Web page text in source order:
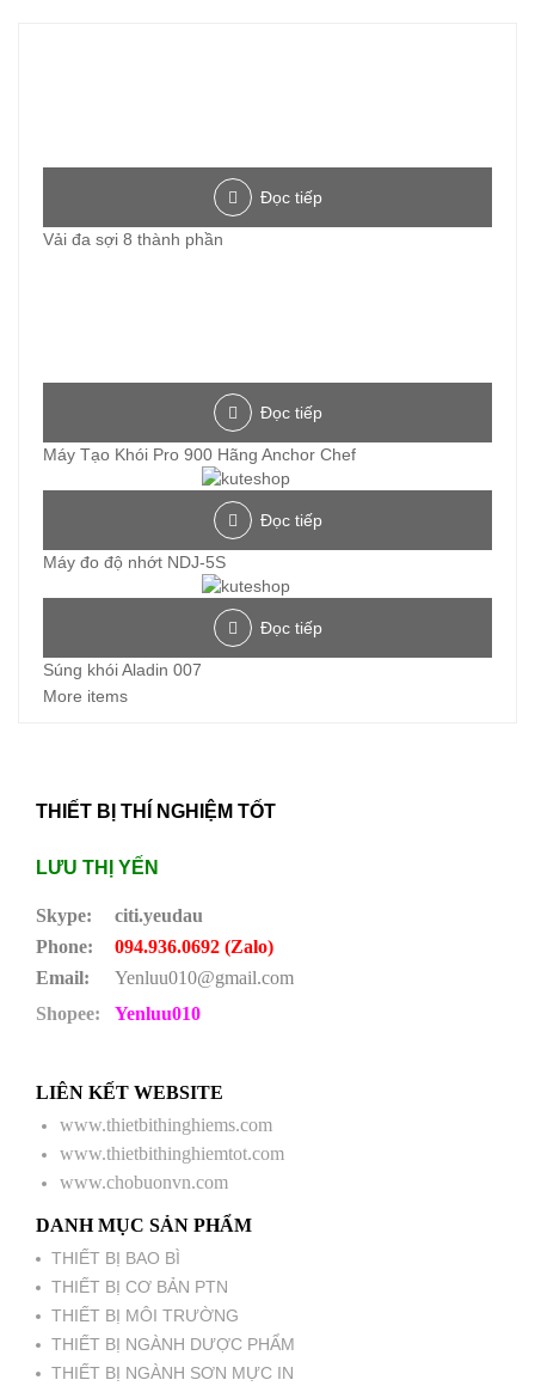
Đọc tiếp
Vải đa sợi 8 thành phần
Đọc tiếp
Máy Tạo Khói Pro 900 Hãng Anchor Chef
Đọc tiếp
Máy đo độ nhớt NDJ-5S
Đọc tiếp
Súng khói Aladin 007
More items
THIẾT BỊ THÍ NGHIỆM TỐT
LƯU THỊ YẾN
Skype:
citi.yeudau
Phone:
094.936.0692 (Zalo)
Email:
Yenluu010@gmail.com
Shopee:
Yenluu010
LIÊN KẾT WEBSITE
www.thietbithinghiems.com
www.thietbithinghiemtot.com
www.chobuonvn.com
DANH MỤC SẢN PHẨM
THIẾT BỊ BAO BÌ
THIẾT BỊ CƠ BẢN PTN
THIẾT BỊ MÔI TRƯỜNG
THIẾT BỊ NGÀNH DƯỢC PHẨM
THIẾT BỊ NGÀNH SƠN MỰC IN